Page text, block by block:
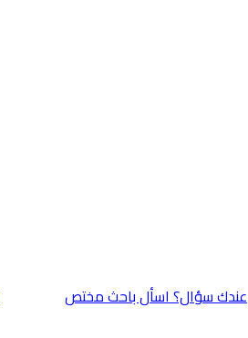
عندك سؤال؟ اسأل باحث مختص